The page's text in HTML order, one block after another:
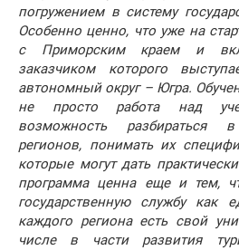
погружением в систему
Особенно ценно, что уже на
с Приморским краем и
заказчиком которого
автономный округ – Югра.
не просто работа над
возможность разбираться
регионов, понимать их
которые могут дать
программа ценна еще и тем,
государственную службу как
каждого региона есть свой
числе в части развития